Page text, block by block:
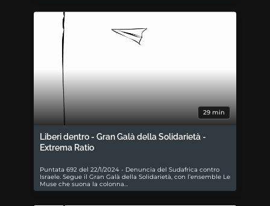
29 min
Liberi dentro - Gran Galà della Solidarietà -
Extrema Ratio
Puntata 692 del 22/1/2024 - Denuncia del Sudafrica contro
Israele. Segue il Gran Galà della Solidarietà, con l’ensemble Le
Muse che suona la colonna…